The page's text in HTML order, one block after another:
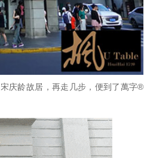
庆龄故居，再走几步，便到了萬字®